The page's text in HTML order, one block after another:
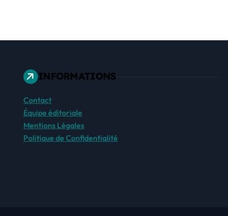
INFORMATIONS
Contact
Équipe éditoriale
Mentions Légales
Politique de Confidentialité